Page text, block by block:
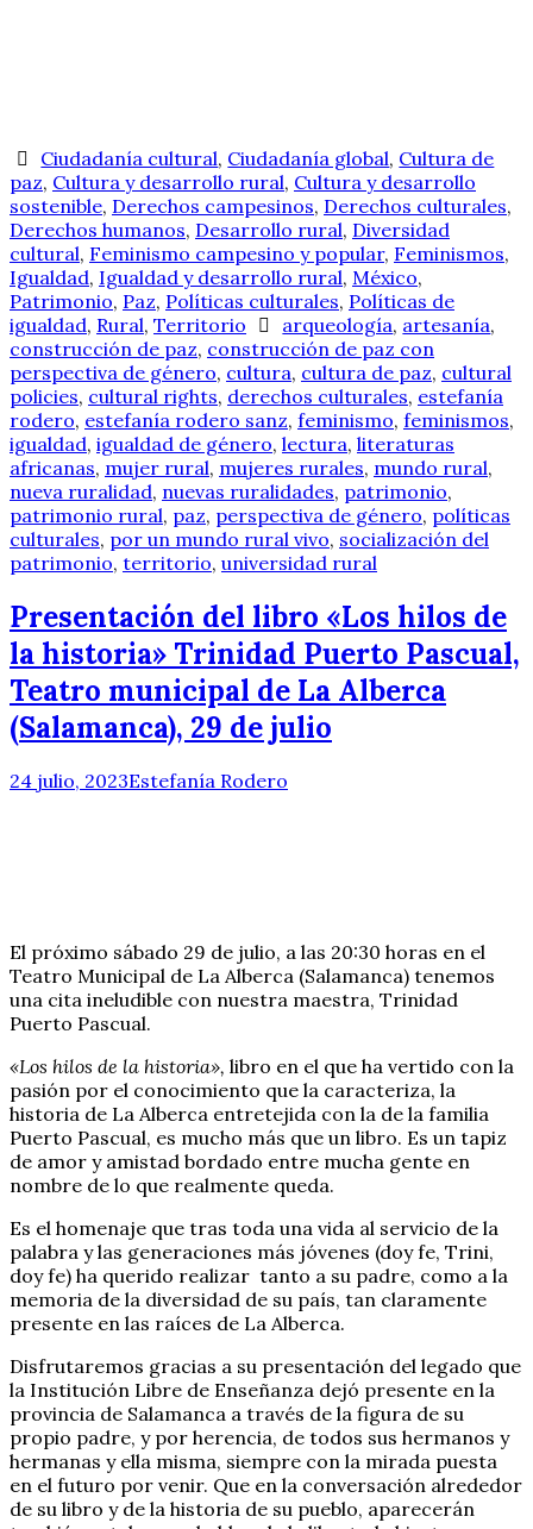
Ciudadanía cultural, Ciudadanía global, Cultura de
paz, Cultura y desarrollo rural, Cultura y desarrollo
sostenible, Derechos campesinos, Derechos culturales,
Derechos humanos, Desarrollo rural, Diversidad
cultural, Feminismo campesino y popular, Feminismos,
Igualdad, Igualdad y desarrollo rural, México,
Patrimonio, Paz, Políticas culturales, Políticas de
igualdad, Rural, Territorio arqueología, artesanía,
construcción de paz, construcción de paz con
perspectiva de género, cultura, cultura de paz, cultural
policies, cultural rights, derechos culturales, estefanía
rodero, estefanía rodero sanz, feminismo, feminismos,
igualdad, igualdad de género, lectura, literaturas
africanas, mujer rural, mujeres rurales, mundo rural,
nueva ruralidad, nuevas ruralidades, patrimonio,
patrimonio rural, paz, perspectiva de género, políticas
culturales, por un mundo rural vivo, socialización del
patrimonio, territorio, universidad rural
Presentación del libro «Los hilos de
la historia» Trinidad Puerto Pascual,
Teatro municipal de La Alberca
(Salamanca), 29 de julio
24 julio, 2023Estefanía Rodero
El próximo sábado 29 de julio, a las 20:30 horas en el
Teatro Municipal de La Alberca (Salamanca) tenemos
una cita ineludible con nuestra maestra, Trinidad
Puerto Pascual.
«Los hilos de la historia», libro en el que ha vertido con la
pasión por el conocimiento que la caracteriza, la
historia de La Alberca entretejida con la de la familia
Puerto Pascual, es mucho más que un libro. Es un tapiz
de amor y amistad bordado entre mucha gente en
nombre de lo que realmente queda.
Es el homenaje que tras toda una vida al servicio de la
palabra y las generaciones más jóvenes (doy fe, Trini,
doy fe) ha querido realizar tanto a su padre, como a la
memoria de la diversidad de su país, tan claramente
presente en las raíces de La Alberca.
Disfrutaremos gracias a su presentación del legado que
la Institución Libre de Enseñanza dejó presente en la
provincia de Salamanca a través de la figura de su
propio padre, y por herencia, de todos sus hermanos y
hermanas y ella misma, siempre con la mirada puesta
en el futuro por venir. Que en la conversación alrededor
de su libro y de la historia de su pueblo, aparecerán